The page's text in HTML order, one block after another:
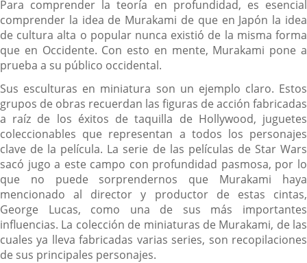
Para comprender la teoría en profundidad, es esencial
comprender la idea de Murakami de que en Japón la idea
de cultura alta o popular nunca existió de la misma forma
que en Occidente. Con esto en mente, Murakami pone a
prueba a su público occidental.
Sus esculturas en miniatura son un ejemplo claro. Estos
grupos de obras recuerdan las figuras de acción fabricadas
a raíz de los éxitos de taquilla de Hollywood, juguetes
coleccionables que representan a todos los personajes
clave de la película. La serie de las películas de Star Wars
sacó jugo a este campo con profundidad pasmosa, por lo
que no puede sorprendernos que Murakami haya
mencionado al director y productor de estas cintas,
George Lucas, como una de sus más importantes
influencias. La colección de miniaturas de Murakami, de las
cuales ya lleva fabricadas varias series, son recopilaciones
de sus principales personajes.